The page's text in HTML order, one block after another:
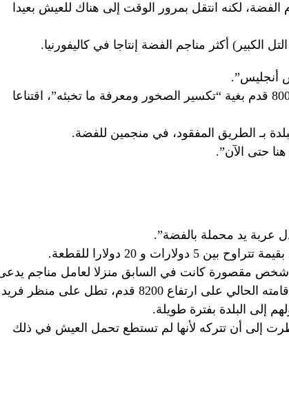
الفضة، لكنه انتقل بمرور الوقت إلى هناك للعيش بعيدا
الكبير) أكثر مناجم الفضة إنتاجا في كاليفورنيا.
أنجليس”.
يحمل فيسمارس إزميلا ومطرقة إلى عمق 800 قدم بغية “تكسير الصخور ومعرفة ما تخبئه”، اقتناعا
بـ الطريق المفقود، في منجمين للفضة.
حتى الآن”.
و 20 دولارا للقطعة.
شخص مقصورة كانت في السابق منزلا لعامل مناجم
وليام هانتر، وأصبحت هذه المقصورة مكان إقامته الحالي على ارتفاع 8200 قدم، تطل على منظر فريد
إلى البلدة بفترة طويلة.
إلى أن تتركه لأنها لم تستطع تحمل العيش في ذلك